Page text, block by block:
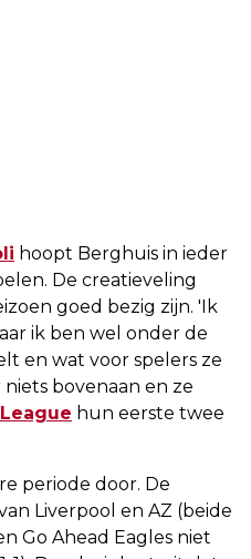
hoopt Berghuis in ieder
De creatieveling
goed bezig zijn. 'Ik
ik ben wel onder de
en wat voor spelers ze
bovenaan en ze
hun eerste twee
periode door. De
Liverpool en AZ (beide
Go Ahead Eagles niet